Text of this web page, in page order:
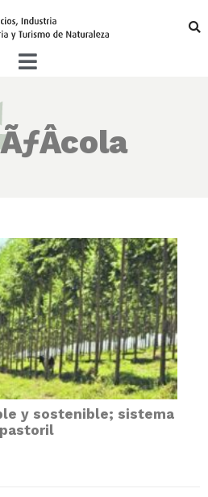
y sostenible; sistema